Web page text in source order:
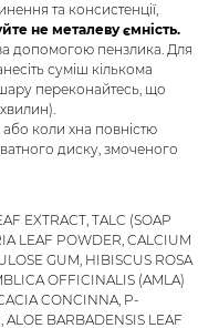
та консистенції,
не металеву ємність.
допомогою пензлика. Для
суміш кількома
переконайтесь, що
коли хна повністю
диску, змоченого
EXTRACT, TALC (SOAP
LEAF POWDER, CALCIUM
GUM, HIBISCUS ROSA
OFFICINALIS (AMLA)
CONCINNA, P-
BARBADENSIS LEAF